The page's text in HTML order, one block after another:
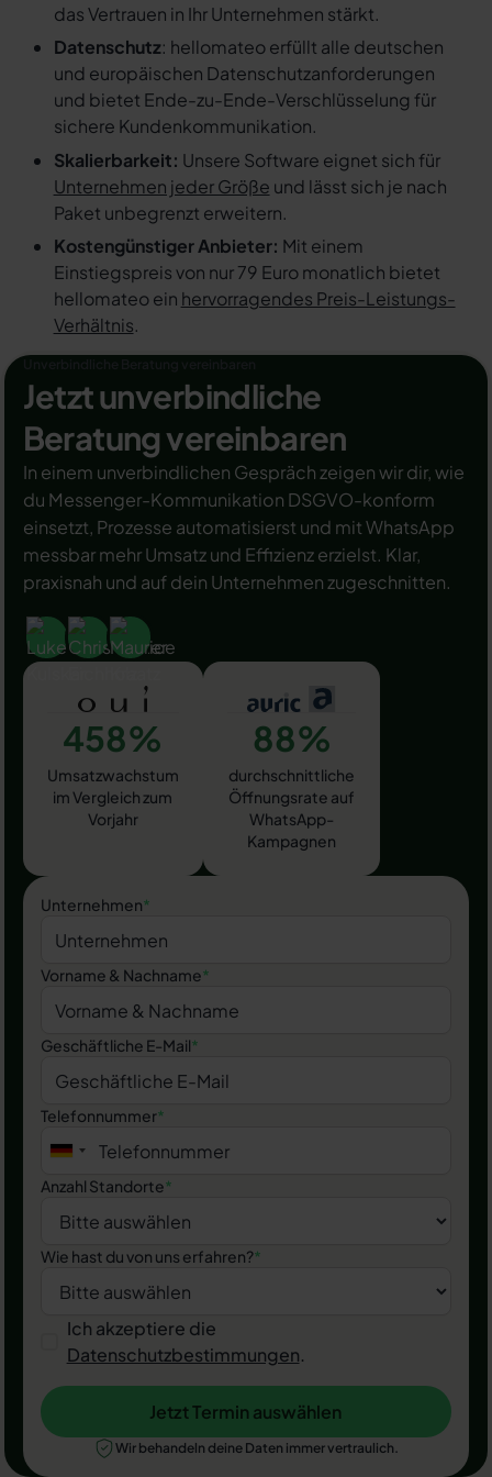
das Vertrauen in Ihr Unternehmen stärkt.
Datenschutz: hellomateo erfüllt alle deutschen
und europäischen Datenschutzanforderungen
und bietet Ende-zu-Ende-Verschlüsselung für
sichere Kundenkommunikation.
Skalierbarkeit: Unsere Software eignet sich für
Unternehmen jeder Größe und lässt sich je nach
Paket unbegrenzt erweitern.
Kostengünstiger Anbieter: Mit einem
Einstiegspreis von nur 79 Euro monatlich bietet
hellomateo ein hervorragendes Preis-Leistungs-
Verhältnis.
Jetzt unverbindliche
Beratung vereinbaren
In einem unverbindlichen Gespräch zeigen wir dir, wie
du Messenger-Kommunikation DSGVO-konform
einsetzt, Prozesse automatisierst und mit WhatsApp
messbar mehr Umsatz und Effizienz erzielst. Klar,
praxisnah und auf dein Unternehmen zugeschnitten.
458%
Umsatzwachstum
im Vergleich zum
Vorjahr
88%
durchschnittliche
Öffnungsrate auf
WhatsApp-
Kampagnen
Unternehmen*
Vorname & Nachname*
Geschäftliche E-Mail*
Telefonnummer*
Anzahl Standorte*
Wie hast du von uns erfahren?*
Ich akzeptiere die
Datenschutzbestimmungen.
Jetzt Termin auswählen
Jetzt Termin auswählen
Wir behandeln deine Daten immer vertraulich.